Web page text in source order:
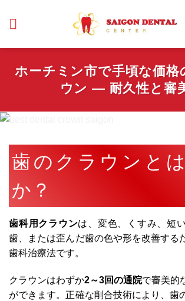
ホーチミン市で手頃な価格
ウン ― 耐久性と審
歯のクラウンと
か？
歯科用クラウンは、変色、くすみ、短
歯、または歪んだ歯の色や形を改善する
歯科治療法です。
クラウンはわずか2～3回の通院で審美的
ができます。正確な削合技術により、歯